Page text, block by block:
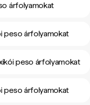
árfolyamokat
peso árfolyamokat
peso árfolyamokat
peso árfolyamokat